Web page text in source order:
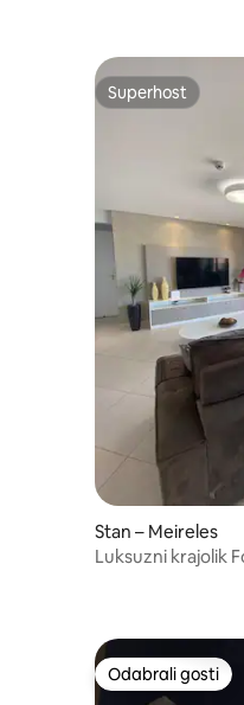
Superhost
Superhost
Stan – Meireles
Luksuzni krajolik
Odabrali gosti
Odabrali gosti